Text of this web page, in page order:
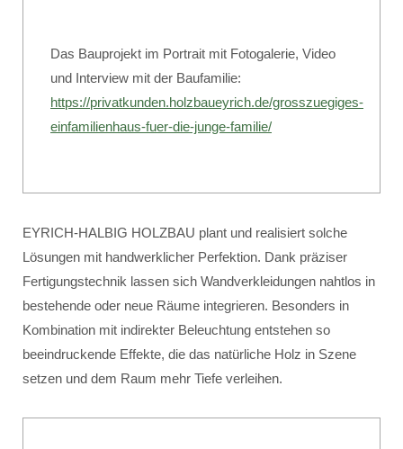
Das Bauprojekt im Portrait mit Fotogalerie, Video
und Interview mit der Baufamilie:
https://privatkunden.holzbaueyrich.de/grosszuegiges-
einfamilienhaus-fuer-die-junge-familie/
EYRICH-HALBIG HOLZBAU plant und realisiert solche
Lösungen mit handwerklicher Perfektion. Dank präziser
Fertigungstechnik lassen sich Wandverkleidungen nahtlos in
bestehende oder neue Räume integrieren. Besonders in
Kombination mit indirekter Beleuchtung entstehen so
beeindruckende Effekte, die das natürliche Holz in Szene
setzen und dem Raum mehr Tiefe verleihen.